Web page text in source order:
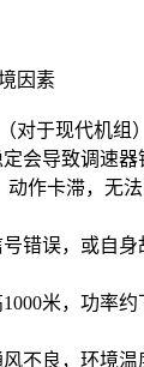
因素
对于现代机组）
会导致调速器
动作卡滞，无
错误，或自身
米，功率约
不良，环境